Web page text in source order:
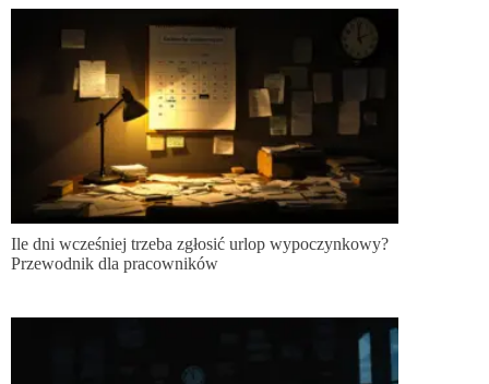
Ile dni wcześniej trzeba zgłosić urlop wypoczynkowy?
Przewodnik dla pracowników